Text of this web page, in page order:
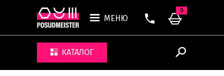
МЕНЮ
КАТАЛОГ
0